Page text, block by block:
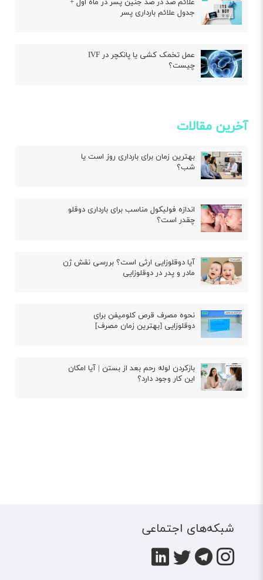
علائم صد در صد جنین پسر در ماه اول +
جدول علائم بارداری پسر
عمل تخمک کشی یا پانکچر در IVF
چیست؟
آخرین مقالات
بهترین زمان برای بارداری روز است یا
شب؟
اندازه فولیکول مناسب برای بارداری دوقلو
چقدر است؟
آیا دوقلوزایی ارثی است؟ بررسی نقش ژن
مادر و پدر در دوقلوزایی
نحوه مصرف قرص کلومیفن برای
دوقلوزایی [بهترین زمان مصرف]
بازکردن لوله رحم بعد از بستن | آیا امکان
این کار وجود دارد؟
شبکه‌های اجتماعی